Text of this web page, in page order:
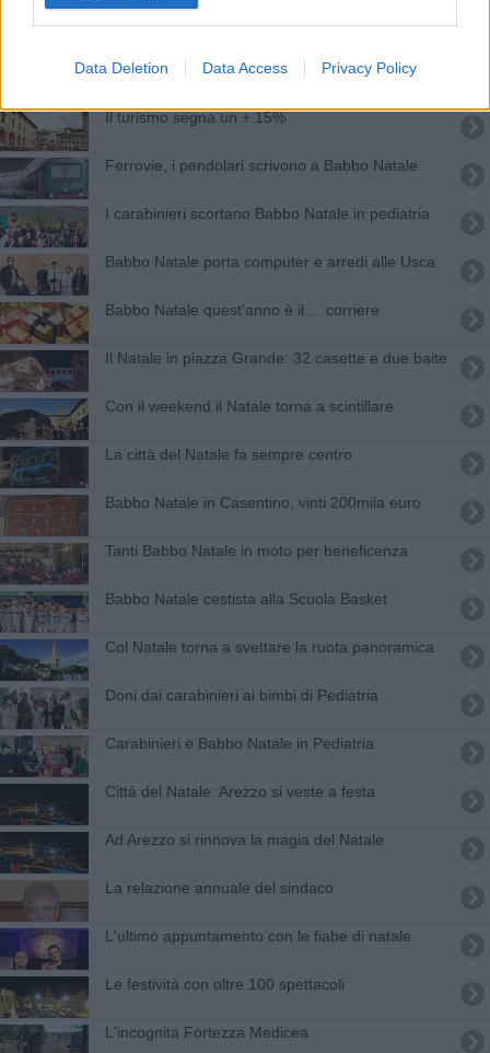
Data Deletion Data Access Privacy Policy
La Chiassa si veste di rosso
Il turismo segna un + 15%
Ferrovie, i pendolari scrivono a Babbo Natale
I carabinieri scortano Babbo Natale in pediatria
Babbo Natale porta computer e arredi alle Usca
Babbo Natale quest'anno è il ... corriere
Il Natale in piazza Grande: 32 casette e due baite
Con il weekend il Natale torna a scintillare
La città del Natale fa sempre centro
Babbo Natale in Casentino, vinti 200mila euro
Tanti Babbo Natale in moto per beneficenza
Babbo Natale cestista alla Scuola Basket
Col Natale torna a svettare la ruota panoramica
Doni dai carabinieri ai bimbi di Pediatria
Carabinieri e Babbo Natale in Pediatria
Città del Natale: Arezzo si veste a festa
Ad Arezzo si rinnova la magia del Natale
La relazione annuale del sindaco
L'ultimo appuntamento con le fiabe di natale
Le festività con oltre 100 spettacoli
L'incognita Fortezza Medicea